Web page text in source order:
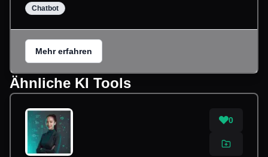
Chatbot
Mehr erfahren
Ähnliche KI Tools
0